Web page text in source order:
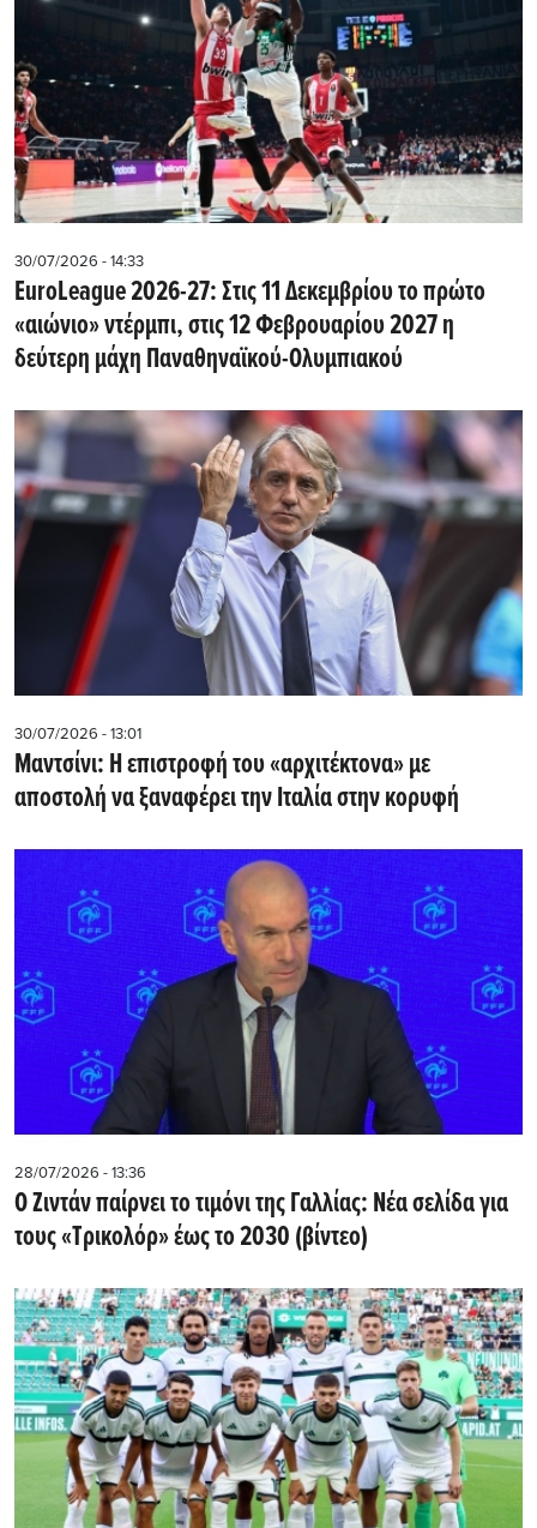
30/07/2026 - 14:33
EuroLeague 2026-27: Στις 11 Δεκεμβρίου το πρώτο
«αιώνιο» ντέρμπι, στις 12 Φεβρουαρίου 2027 η
δεύτερη μάχη Παναθηναϊκού-Ολυμπιακού
30/07/2026 - 13:01
Μαντσίνι: Η επιστροφή του «αρχιτέκτονα» με
αποστολή να ξαναφέρει την Ιταλία στην κορυφή
28/07/2026 - 13:36
Ο Ζιντάν παίρνει το τιμόνι της Γαλλίας: Νέα σελίδα για
τους «Τρικολόρ» έως το 2030 (βίντεο)